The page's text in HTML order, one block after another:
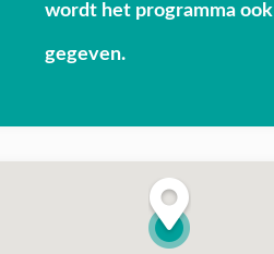
wordt het programma ook
gegeven.